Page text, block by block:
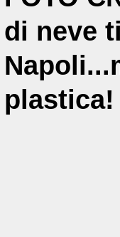
di neve
plastica!